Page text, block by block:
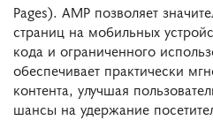
Pages). AMP позволяет
страниц на мобильных
кода и ограниченного
обеспечивает практически
контента, улучшая
шансы на удержание